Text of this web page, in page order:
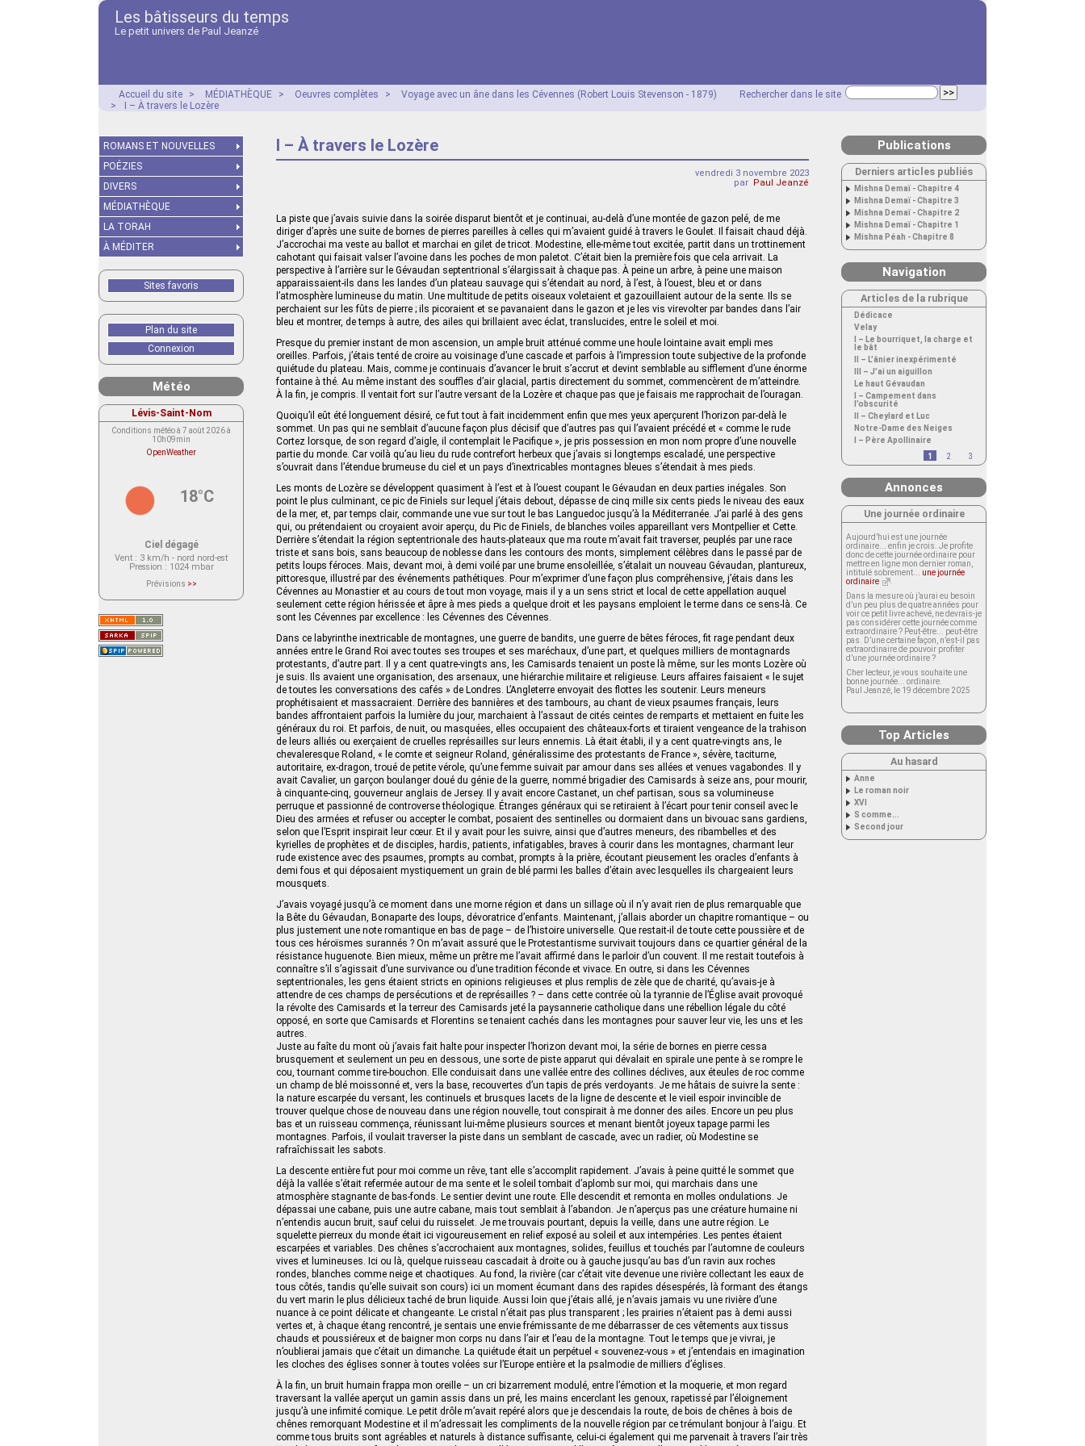
Les bâtisseurs du temps
Le petit univers de Paul Jeanzé
Rechercher dans le site
Accueil du site > MÉDIATHÈQUE > Oeuvres complètes >
Voyage avec un âne dans les Cévennes (Robert Louis Stevenson - 1879)
>
I – À travers le Lozère
I – À travers le Lozère
vendredi 3 novembre 2023
par Paul Jeanzé
La piste que j’avais suivie dans la soirée disparut bientôt et je continuai, au-delà d’une montée de gazon pelé, de me
diriger d’après une suite de bornes de pierres pareilles à celles qui m’avaient guidé à travers le Goulet. Il faisait chaud déjà.
J’accrochai ma veste au ballot et marchai en gilet de tricot. Modestine, elle-même tout excitée, partit dans un trottinement
cahotant qui faisait valser l’avoine dans les poches de mon paletot. C’était bien la première fois que cela arrivait. La
perspective à l’arrière sur le Gévaudan septentrional s’élargissait à chaque pas. À peine un arbre, à peine une maison
apparaissaient-ils dans les landes d’un plateau sauvage qui s’étendait au nord, à l’est, à l’ouest, bleu et or dans
l’atmosphère lumineuse du matin. Une multitude de petits oiseaux voletaient et gazouillaient autour de la sente. Ils se
perchaient sur les fûts de pierre ; ils picoraient et se pavanaient dans le gazon et je les vis virevolter par bandes dans l’air
bleu et montrer, de temps à autre, des ailes qui brillaient avec éclat, translucides, entre le soleil et moi.
Presque du premier instant de mon ascension, un ample bruit atténué comme une houle lointaine avait empli mes
oreilles. Parfois, j’étais tenté de croire au voisinage d’une cascade et parfois à l’impression toute subjective de la profonde
quiétude du plateau. Mais, comme je continuais d’avancer le bruit s’accrut et devint semblable au sifflement d’une énorme
fontaine à thé. Au même instant des souffles d’air glacial, partis directement du sommet, commencèrent de m’atteindre.
À la fin, je compris. Il ventait fort sur l’autre versant de la Lozère et chaque pas que je faisais me rapprochait de l’ouragan.
Quoiqu’il eût été longuement désiré, ce fut tout à fait incidemment enfin que mes yeux aperçurent l’horizon par-delà le
sommet. Un pas qui ne semblait d’aucune façon plus décisif que d’autres pas qui l’avaient précédé et « comme le rude
Cortez lorsque, de son regard d’aigle, il contemplait le Pacifique », je pris possession en mon nom propre d’une nouvelle
partie du monde. Car voilà qu’au lieu du rude contrefort herbeux que j’avais si longtemps escaladé, une perspective
s’ouvrait dans l’étendue brumeuse du ciel et un pays d’inextricables montagnes bleues s’étendait à mes pieds.
Les monts de Lozère se développent quasiment à l’est et à l’ouest coupant le Gévaudan en deux parties inégales. Son
point le plus culminant, ce pic de Finiels sur lequel j’étais debout, dépasse de cinq mille six cents pieds le niveau des eaux
de la mer, et, par temps clair, commande une vue sur tout le bas Languedoc jusqu’à la Méditerranée. J’ai parlé à des gens
qui, ou prétendaient ou croyaient avoir aperçu, du Pic de Finiels, de blanches voiles appareillant vers Montpellier et Cette.
Derrière s’étendait la région septentrionale des hauts-plateaux que ma route m’avait fait traverser, peuplés par une race
triste et sans bois, sans beaucoup de noblesse dans les contours des monts, simplement célèbres dans le passé par de
petits loups féroces. Mais, devant moi, à demi voilé par une brume ensoleillée, s’étalait un nouveau Gévaudan, plantureux,
pittoresque, illustré par des événements pathétiques. Pour m’exprimer d’une façon plus compréhensive, j’étais dans les
Cévennes au Monastier et au cours de tout mon voyage, mais il y a un sens strict et local de cette appellation auquel
seulement cette région hérissée et âpre à mes pieds a quelque droit et les paysans emploient le terme dans ce sens-là. Ce
sont les Cévennes par excellence : les Cévennes des Cévennes.
Dans ce labyrinthe inextricable de montagnes, une guerre de bandits, une guerre de bêtes féroces, fit rage pendant deux
années entre le Grand Roi avec toutes ses troupes et ses maréchaux, d’une part, et quelques milliers de montagnards
protestants, d’autre part. Il y a cent quatre-vingts ans, les Camisards tenaient un poste là même, sur les monts Lozère où
je suis. Ils avaient une organisation, des arsenaux, une hiérarchie militaire et religieuse. Leurs affaires faisaient « le sujet
de toutes les conversations des cafés » de Londres. L’Angleterre envoyait des flottes les soutenir. Leurs meneurs
prophétisaient et massacraient. Derrière des bannières et des tambours, au chant de vieux psaumes français, leurs
bandes affrontaient parfois la lumière du jour, marchaient à l’assaut de cités ceintes de remparts et mettaient en fuite les
généraux du roi. Et parfois, de nuit, ou masquées, elles occupaient des châteaux-forts et tiraient vengeance de la trahison
de leurs alliés ou exerçaient de cruelles représailles sur leurs ennemis. Là était établi, il y a cent quatre-vingts ans, le
chevaleresque Roland, « le comte et seigneur Roland, généralissime des protestants de France », sévère, taciturne,
autoritaire, ex-dragon, troué de petite vérole, qu’une femme suivait par amour dans ses allées et venues vagabondes. Il y
avait Cavalier, un garçon boulanger doué du génie de la guerre, nommé brigadier des Camisards à seize ans, pour mourir,
à cinquante-cinq, gouverneur anglais de Jersey. Il y avait encore Castanet, un chef partisan, sous sa volumineuse
perruque et passionné de controverse théologique. Étranges généraux qui se retiraient à l’écart pour tenir conseil avec le
Dieu des armées et refuser ou accepter le combat, posaient des sentinelles ou dormaient dans un bivouac sans gardiens,
selon que l’Esprit inspirait leur cœur. Et il y avait pour les suivre, ainsi que d’autres meneurs, des ribambelles et des
kyrielles de prophètes et de disciples, hardis, patients, infatigables, braves à courir dans les montagnes, charmant leur
rude existence avec des psaumes, prompts au combat, prompts à la prière, écoutant pieusement les oracles d’enfants à
demi fous et qui déposaient mystiquement un grain de blé parmi les balles d’étain avec lesquelles ils chargeaient leurs
mousquets.
J’avais voyagé jusqu’à ce moment dans une morne région et dans un sillage où il n’y avait rien de plus remarquable que
la Bête du Gévaudan, Bonaparte des loups, dévoratrice d’enfants. Maintenant, j’allais aborder un chapitre romantique – ou
plus justement une note romantique en bas de page – de l’histoire universelle. Que restait-il de toute cette poussière et de
tous ces héroïsmes surannés ? On m’avait assuré que le Protestantisme survivait toujours dans ce quartier général de la
résistance huguenote. Bien mieux, même un prêtre me l’avait affirmé dans le parloir d’un couvent. Il me restait toutefois à
connaître s’il s’agissait d’une survivance ou d’une tradition féconde et vivace. En outre, si dans les Cévennes
septentrionales, les gens étaient stricts en opinions religieuses et plus remplis de zèle que de charité, qu’avais-je à
attendre de ces champs de persécutions et de représailles ? – dans cette contrée où la tyrannie de l’Église avait provoqué
la révolte des Camisards et la terreur des Camisards jeté la paysannerie catholique dans une rébellion légale du côté
opposé, en sorte que Camisards et Florentins se tenaient cachés dans les montagnes pour sauver leur vie, les uns et les
autres.
Juste au faîte du mont où j’avais fait halte pour inspecter l’horizon devant moi, la série de bornes en pierre cessa
brusquement et seulement un peu en dessous, une sorte de piste apparut qui dévalait en spirale une pente à se rompre le
cou, tournant comme tire-bouchon. Elle conduisait dans une vallée entre des collines déclives, aux éteules de roc comme
un champ de blé moissonné et, vers la base, recouvertes d’un tapis de prés verdoyants. Je me hâtais de suivre la sente :
la nature escarpée du versant, les continuels et brusques lacets de la ligne de descente et le vieil espoir invincible de
trouver quelque chose de nouveau dans une région nouvelle, tout conspirait à me donner des ailes. Encore un peu plus
bas et un ruisseau commença, réunissant lui-même plusieurs sources et menant bientôt joyeux tapage parmi les
montagnes. Parfois, il voulait traverser la piste dans un semblant de cascade, avec un radier, où Modestine se
rafraîchissait les sabots.
La descente entière fut pour moi comme un rêve, tant elle s’accomplit rapidement. J’avais à peine quitté le sommet que
déjà la vallée s’était refermée autour de ma sente et le soleil tombait d’aplomb sur moi, qui marchais dans une
atmosphère stagnante de bas-fonds. Le sentier devint une route. Elle descendit et remonta en molles ondulations. Je
dépassai une cabane, puis une autre cabane, mais tout semblait à l’abandon. Je n’aperçus pas une créature humaine ni
n’entendis aucun bruit, sauf celui du ruisselet. Je me trouvais pourtant, depuis la veille, dans une autre région. Le
squelette pierreux du monde était ici vigoureusement en relief exposé au soleil et aux intempéries. Les pentes étaient
escarpées et variables. Des chênes s’accrochaient aux montagnes, solides, feuillus et touchés par l’automne de couleurs
vives et lumineuses. Ici ou là, quelque ruisseau cascadait à droite ou à gauche jusqu’au bas d’un ravin aux roches
rondes, blanches comme neige et chaotiques. Au fond, la rivière (car c’était vite devenue une rivière collectant les eaux de
tous côtés, tandis qu’elle suivait son cours) ici un moment écumant dans des rapides désespérés, là formant des étangs
du vert marin le plus délicieux taché de brun liquide. Aussi loin que j’étais allé, je n’avais jamais vu une rivière d’une
nuance à ce point délicate et changeante. Le cristal n’était pas plus transparent ; les prairies n’étaient pas à demi aussi
vertes et, à chaque étang rencontré, je sentais une envie frémissante de me débarrasser de ces vêtements aux tissus
chauds et poussiéreux et de baigner mon corps nu dans l’air et l’eau de la montagne. Tout le temps que je vivrai, je
n’oublierai jamais que c’était un dimanche. La quiétude était un perpétuel « souvenez-vous » et j’entendais en imagination
les cloches des églises sonner à toutes volées sur l’Europe entière et la psalmodie de milliers d’églises.
À la fin, un bruit humain frappa mon oreille – un cri bizarrement modulé, entre l’émotion et la moquerie, et mon regard
traversant la vallée aperçut un gamin assis dans un pré, les mains encerclant les genoux, rapetissé par l’éloignement
jusqu’à une infimité comique. Le petit drôle m’avait repéré alors que je descendais la route, de bois de chênes à bois de
chênes remorquant Modestine et il m’adressait les compliments de la nouvelle région par ce trémulant bonjour à l’aigu. Et
comme tous bruits sont agréables et naturels à distance suffisante, celui-ci également qui me parvenait à travers l’air très
ROMANS ET NOUVELLES
POÉZIES
DIVERS
MÉDIATHÈQUE
LA TORAH
À MÉDITER
Sites favoris
Plan du site
Connexion
Météo
Lévis-Saint-Nom
Conditions météo à 7 août 2026 à
10h09min
OpenWeather
18°C
Ciel dégagé
Vent : 3 km/h - nord nord-est
Pression : 1024 mbar
Prévisions >>
actuellement aucune prévision
Saint-Nom.
Veuillez consulter le message du
service ci-dessous.
(401 - Invalid API key. Please see
https://openweathermap.org/faq#error401
Publications
Derniers articles publiés
Mishna Demaï - Chapitre 4
Mishna Demaï - Chapitre 3
Mishna Demaï - Chapitre 2
Mishna Demaï - Chapitre 1
Mishna Péah - Chapitre 8
Navigation
Articles de la rubrique
Dédicace
Velay
I – Le bourriquet, la charge et
le bât
II – L’ânier inexpérimenté
III – J’ai un aiguillon
Le haut Gévaudan
I – Campement dans
l’obscurité
II – Cheylard et Luc
Notre-Dame des Neiges
I – Père Apollinaire
1
2 3
Annonces
Une journée ordinaire
Aujourd’hui est une journée
ordinaire... enfin je crois. Je profite
donc de cette journée ordinaire pour
mettre en ligne mon dernier roman,
intitulé sobrement... une journée
ordinaire
Dans la mesure où j’aurai eu besoin
d’un peu plus de quatre années pour
voir ce petit livre achevé, ne devrais-je
pas considérer cette journée comme
extraordinaire ? Peut-être... peut-être
pas. D’une certaine façon, n’est-il pas
extraordinaire de pouvoir profiter
d’une journée ordinaire ?
Cher lecteur, je vous souhaite une
bonne journée... ordinaire.
Paul Jeanzé, le 19 décembre 2025
Top Articles
Au hasard
Anne
Le roman noir
XVI
S comme...
Second jour